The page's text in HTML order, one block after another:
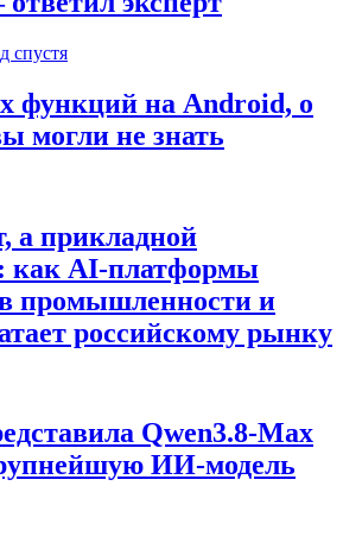
спустя
функций на Android, о
могли не знать
а прикладной
как AI-платформы
промышленности и
российскому рынку
Qwen3.8-Max
ИИ-модель